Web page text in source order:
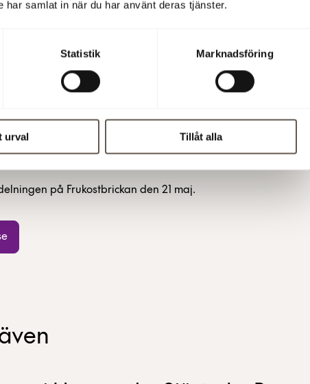
samlat in när du har använt deras tjänster.
Statistik Marknadsföring
urval Tillåt alla
på Frukostbrickan den 21 maj.